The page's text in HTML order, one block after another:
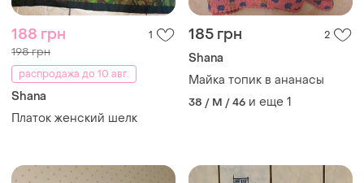
188 грн 1
198 грн
распродажа до 10 авг.
Shana
Платок женский шелк
185 грн 2
Shana
Майка топик в ананасы
38 / M / 46 и еще 1